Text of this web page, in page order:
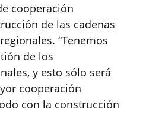
cooperación
de las cadenas
“Tenemos
de los
y esto sólo será
cooperación
con la construcción